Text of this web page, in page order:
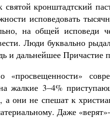
кронштадтский
исповедовать
на общей исповеди
Люди буквально
и дальнейшее Причастие
на жалкие 3–4%
а они не спешат к
Даже